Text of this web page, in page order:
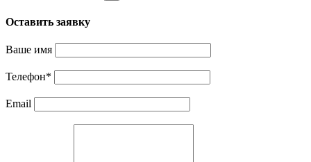
Оставить заявку
Ваше имя
Телефон*
Email